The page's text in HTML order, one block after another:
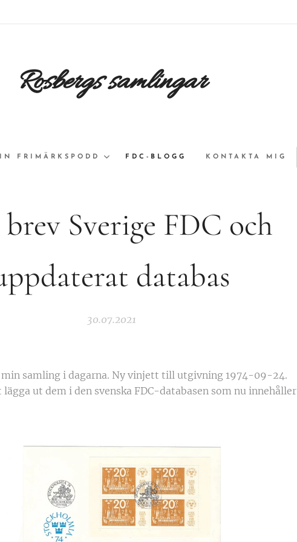
Rosbergs samlingar
FRIMÄRKSPODD FDC-BLOGG KONTAKTA MIG
Sverige FDC och
databas
30.07.2021
samling i dagarna. Ny vinjett till utgivning 1974-09-24.
lägga ut dem i den svenska FDC-databasen som nu innehåller